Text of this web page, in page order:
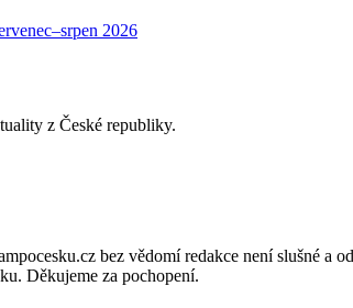
2026
z České republiky.
bez vědomí redakce není slušné a
Děkujeme za pochopení.